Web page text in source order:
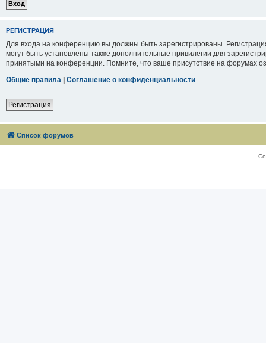
РЕГИСТРАЦИЯ
Для входа на конференцию вы должны быть зарегистрированы.
могут быть установлены также дополнительные привилегии для
принятыми на конференции. Помните, что ваше присутствие на форумах
Общие правила | Соглашение о конфиденциальности
Регистрация
Список форумов